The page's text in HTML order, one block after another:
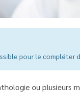
pour le compléter
ou plusieurs